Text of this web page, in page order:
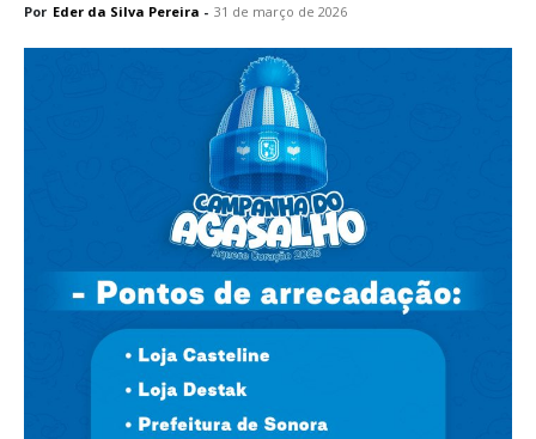
Por Eder da Silva Pereira - 31 de março de 2026